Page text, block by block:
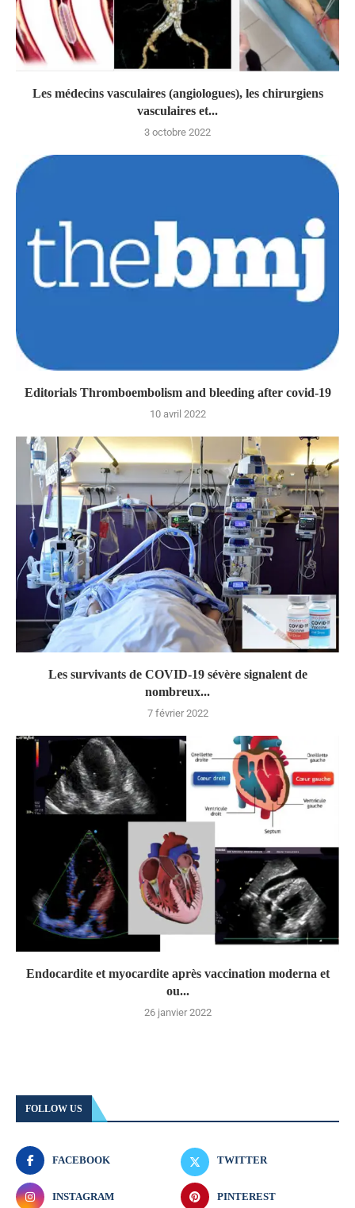
Les médecins vasculaires (angiologues), les chirurgiens
vasculaires et...
3 octobre 2022
Editorials Thromboembolism and bleeding after covid-19
10 avril 2022
Les survivants de COVID-19 sévère signalent de
nombreux...
7 février 2022
Endocardite et myocardite après vaccination moderna et
ou...
26 janvier 2022
FOLLOW US
FACEBOOK TWITTER
INSTAGRAM PINTEREST